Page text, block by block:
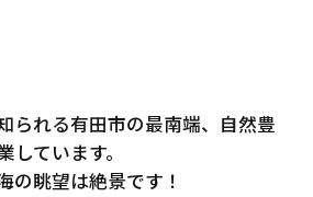
られる有田市の最南端、自然豊
ています。
の眺望は絶景です！